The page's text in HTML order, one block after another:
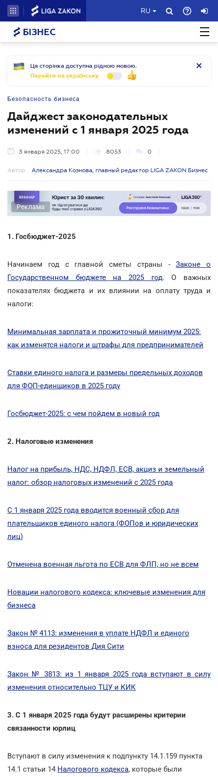
RU
БІЗНЕС
Ця сторінка доступна рідною мовою.
Перейти на українську
Безопасность бизнеса
Дайджест законодательных
изменений с 1 января 2025 года
3 января 2025, 17:00 8053 0
Автор: Александра Кознова, главный редактор LIGA ZAKON Бизнес
Реклама
1. Госбюджет-2025
Начинаем год с главной сметы страны -Законе о
Государственном бюджете на 2025 год. О важных
показателях бюджета и их влиянии на оплату труда и
налоги:
Минимальная зарплата и прожиточный минимум 2025:
как изменятся налоги и штрафы для предпринимателей
Ставки единого налога и размеры предельных доходов
для ФОП-единщиков в 2025 году
Госбюджет-2025: с чем пойдем в новый год
2. Налоговые изменения
Налог на прибыль, НДС, НДФЛ, ЕСВ, акциз и земельный
налог: обзор налоговых изменений с 2025 года
С 1 января 2025 года вводится военный сбор для
плательщиков единого налога (ФОПов и юридических
лиц)
Отменена военная льгота по ЕСВ для ФЛП, но не всем
Новации налогового кодекса: ключевые изменения для
бизнеса
Закон № 4113: изменения в уплате НДФЛ и единого
взноса для резидентов Дия Сити
Закон № 3813: из 1 января 2025 года вступают в силу
изменения относительно ТЦУ и КИК
3. С 1 января 2025 года будут расширены критерии
связанности юрлиц
Вступают в силу изменения к подпункту 14.1.159 пункта
14.1 статьи 14 Налогового кодекса, которые были